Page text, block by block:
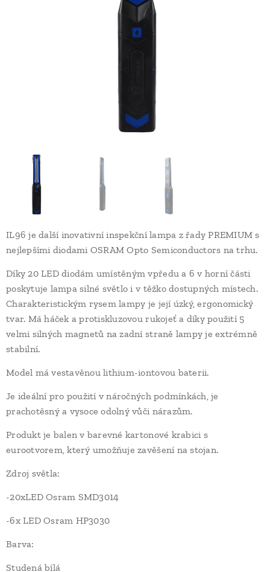
IL96 je další inovativní inspekční lampa z řady PREMIUM s
nejlepšími diodami OSRAM Opto Semiconductors na trhu.
Díky 20 LED diodám umístěným vpředu a 6 v horní části
poskytuje lampa silné světlo i v těžko dostupných místech.
Charakteristickým rysem lampy je její úzký, ergonomický
tvar. Má háček a protiskluzovou rukojeť a díky použití 5
velmi silných magnetů na zadní straně lampy je extrémně
stabilní.
Model má vestavěnou lithium-iontovou baterii.
Je ideální pro použití v náročných podmínkách, je
prachotěsný a vysoce odolný vůči nárazům.
Produkt je balen v barevné kartonové krabici s
eurootvorem, který umožňuje zavěšení na stojan.
Zdroj světla:
-20xLED Osram SMD3014
-6x LED Osram HP3030
Barva:
Studená bílá